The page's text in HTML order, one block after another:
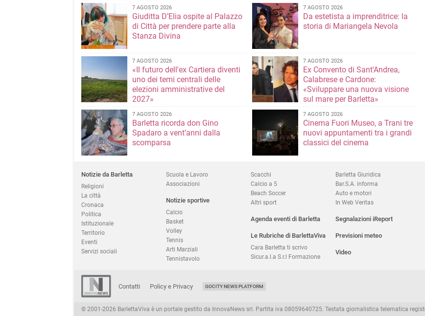
7 AGOSTO 2026
Giuditta D’Elia ospite al Palazzo
di Città per prendere parte alla
Stanza Divina
7 AGOSTO 2026
Da estetista a imprenditrice: la
storia di Mariangela Nevola
7 AGOSTO 2026
«Il futuro dell'ex Cartiera diventi
uno dei temi centrali delle
elezioni amministrative del
2027»
7 AGOSTO 2026
Ex Convento di Sant'Andrea,
Calabrese e Cardone:
«Sviluppare una nuova visione
sul mare per Barletta»
7 AGOSTO 2026
Barletta ricorda don Gino
Spadaro a vent’anni dalla
scomparsa
7 AGOSTO 2026
Cinema Fuori Museo, a Trani tre
nuovi appuntamenti tra i grandi
classici del cinema
Notizie da Barletta
Religioni
La città
Cronaca
Politica
Istituzionale
Territorio
Eventi
Servizi sociali
Scuola e Lavoro
Associazioni
Notizie sportive
Calcio
Basket
Volley
Tennis
Arti Marziali
Tennistavolo
Scacchi
Calcio a 5
Beach Soccer
Altri sport
Agenda eventi di Barletta
Le Rubriche di BarlettaViva
Cara Barletta ti scrivo
Sicur.a.l.a S.r.l Formazione
Barletta Giuridica
Bar.S.A. informa
Auto e motori
In Web Veritas
Segnalazioni iReport
Previsioni meteo
Video
Contatti Policy e Privacy GOCITY NEWS PLATFORM
© 2001-2026 BarlettaViva è un portale gestito da InnovaNews srl. Partita iva 08059640725. Testata giornalistica telematica